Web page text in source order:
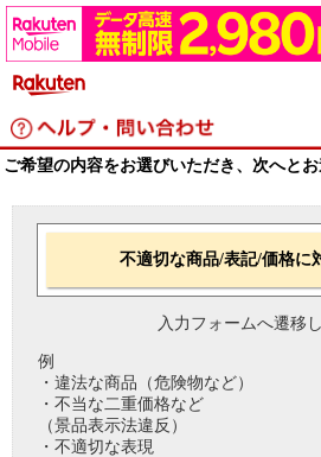
ご希望の内容をお選びいただき、次へとお
不適切な商品/表記/価格に
入力フォームへ遷移し
例
・違法な商品（危険物など）
・不当な二重価格など
（景品表示法違反）
・不適切な表現